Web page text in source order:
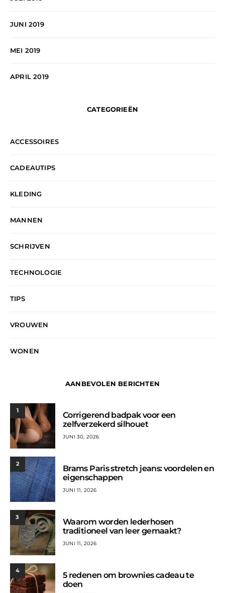
JUNI 2019
MEI 2019
APRIL 2019
CATEGORIEËN
ACCESSOIRES
CADEAUTIPS
KLEDING
MANNEN
SCHRIJVEN
TECHNOLOGIE
TIPS
VROUWEN
WONEN
AANBEVOLEN BERICHTEN
1
Corrigerend badpak voor een
zelfverzekerd silhouet
JUNI 30, 2026
2
Brams Paris stretch jeans: voordelen en
eigenschappen
JUNI 11, 2026
3
Waarom worden lederhosen
traditioneel van leer gemaakt?
JUNI 11, 2026
4
5 redenen om brownies cadeau te
doen